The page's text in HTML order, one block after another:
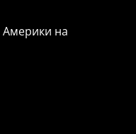
Америки на